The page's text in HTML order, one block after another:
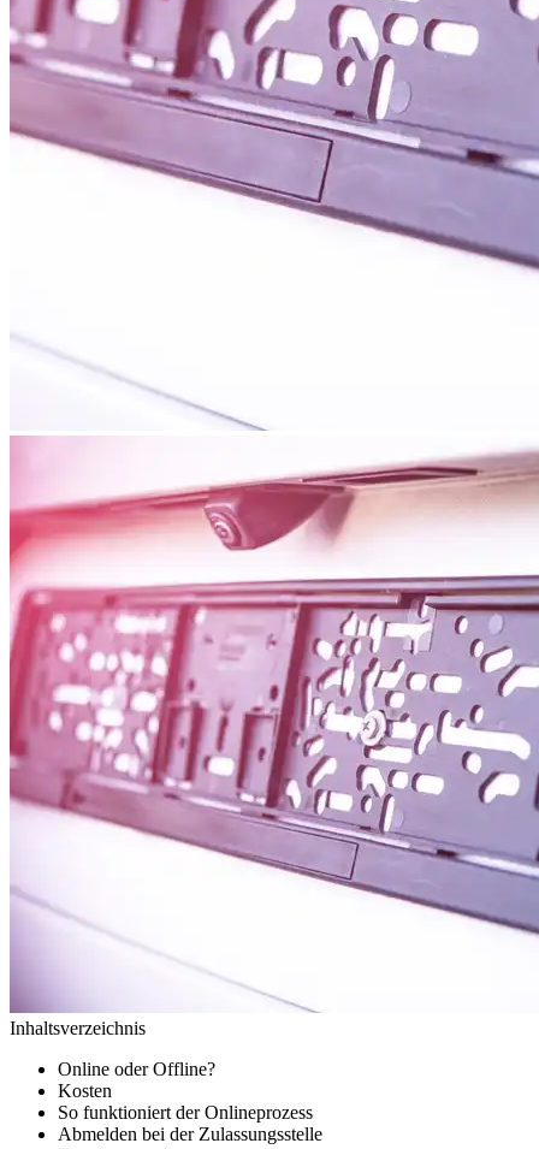
Inhaltsverzeichnis
Online oder Offline?
Kosten
So funktioniert der Onlineprozess
Abmelden bei der Zulassungsstelle